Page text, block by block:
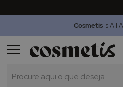
Cosmetisis All
Outlet